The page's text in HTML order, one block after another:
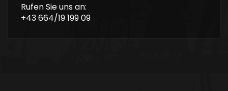
Rufen Sie uns an:
+43 664/19 199 09